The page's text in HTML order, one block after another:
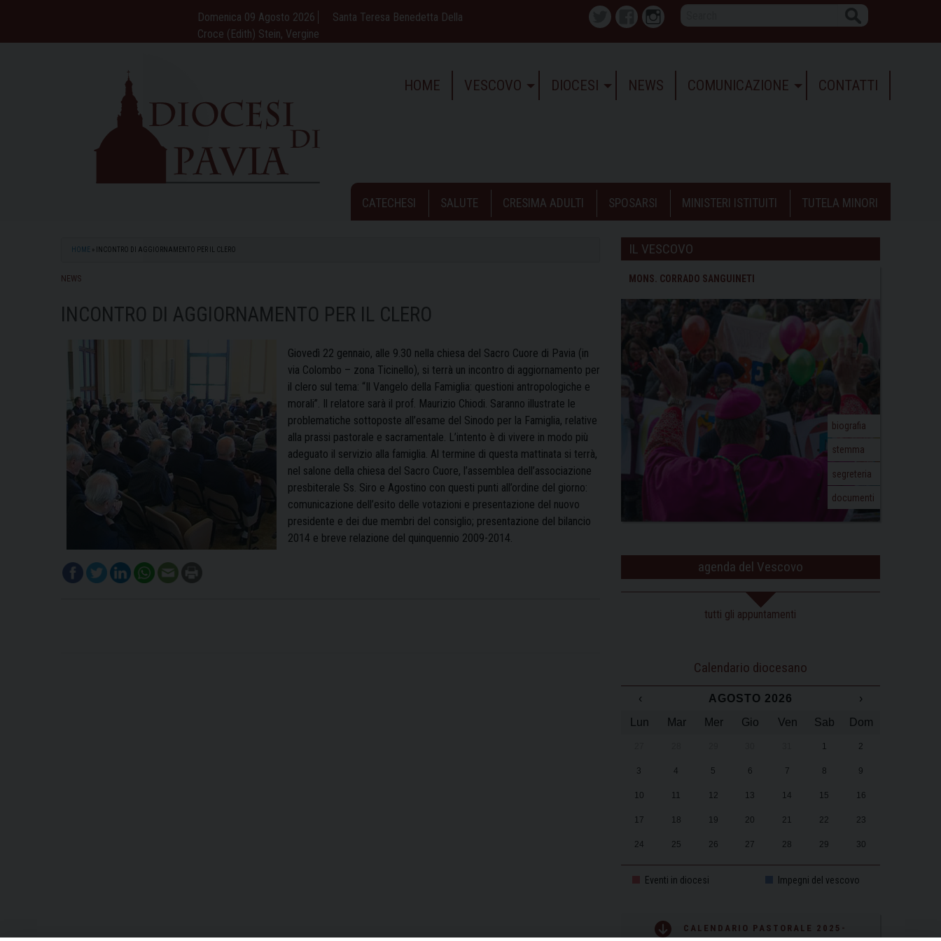
content
Domenica 09 Agosto 2026
Santa Teresa Benedetta Della
Croce (Edith) Stein, Vergine
Twitter FacebookInstagram
HOME VESCOVO DIOCESI NEWS COMUNICAZIONE CONTATTI
CATECHESI SALUTE CRESIMA ADULTI SPOSARSI MINISTERI ISTITUITI TUTELA MINORI
HOME » INCONTRO DI AGGIORNAMENTO PER IL CLERO
NEWS
INCONTRO DI AGGIORNAMENTO PER IL CLERO
Giovedì 22 gennaio, alle 9.30 nella chiesa del Sacro Cuore di Pavia (in
via Colombo – zona Ticinello), si terrà un incontro di aggiornamento per
il clero sul tema: “Il Vangelo della Famiglia: questioni antropologiche e
morali”. Il relatore sarà il prof. Maurizio Chiodi. Saranno illustrate le
problematiche sottoposte all’esame del Sinodo per la Famiglia, relative
alla prassi pastorale e sacramentale. L’intento è di vivere in modo più
adeguato il servizio alla famiglia. Al termine di questa mattinata si terrà,
nel salone della chiesa del Sacro Cuore, l’assemblea dell’associazione
presbiterale Ss. Siro e Agostino con questi punti all’ordine del giorno:
comunicazione dell’esito delle votazioni e presentazione del nuovo
presidente e dei due membri del consiglio; presentazione del bilancio
2014 e breve relazione del quinquennio 2009-2014.
IL VESCOVO
MONS. CORRADO SANGUINETI
biografia
stemma
segreteria
documenti
agenda del Vescovo
tutti gli appuntamenti
Calendario diocesano
‹ AGOSTO 2026
›
Lun
Mar Mer Gio Ven Sab Dom
1 2
3 4 5 6 7 8 9
10 11 12 13 14 15 16
17 18 19 20 21 22 23
24 25 26 27 28 29 30
Eventi in diocesi Impegni del vescovo
CALENDARIO PASTORALE 2025-